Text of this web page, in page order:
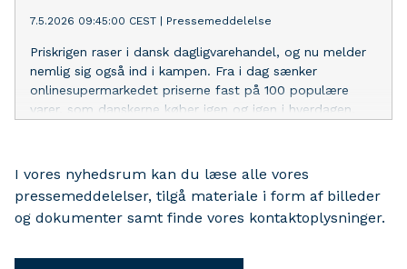
7.5.2026 09:45:00 CEST Pressemeddelelse
Priskrigen raser i dansk dagligvarehandel, og nu melder
nemlig sig også ind i kampen. Fra i dag sænker
onlinesupermarkedet priserne fast på 100 populære
varer, som danskerne køber igen og igen i hverdagen.
I vores nyhedsrum kan du læse alle vores
pressemeddelelser, tilgå materiale i form af billeder
og dokumenter samt finde vores kontaktoplysninger.